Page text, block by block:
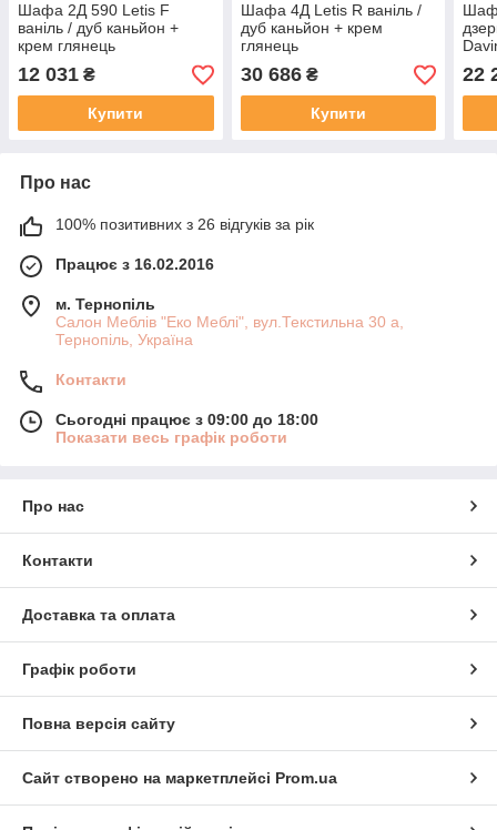
Шафа 2Д 590 Letis F
ваніль / дуб каньйон +
крем глянець
12 031 ₴
Купити
Шафа 4Д Letis R ваніль /
дуб каньйон + крем
глянець
30 686₴
Купити
22
Про нас
100% позитивних з 26 відгуків за рік
Працює з 16.02.2016
м. Тернопіль
Салон Меблів "Еко Меблі", вул.Текстильна 30 а,
Тернопіль, Україна
Контакти
Сьогодні працює з 09:00 до 18:00
Показати весь графік роботи
Про нас
Контакти
Доставка та оплата
Графік роботи
Повна версія сайту
Сайт створено на маркетплейсі Prom.ua